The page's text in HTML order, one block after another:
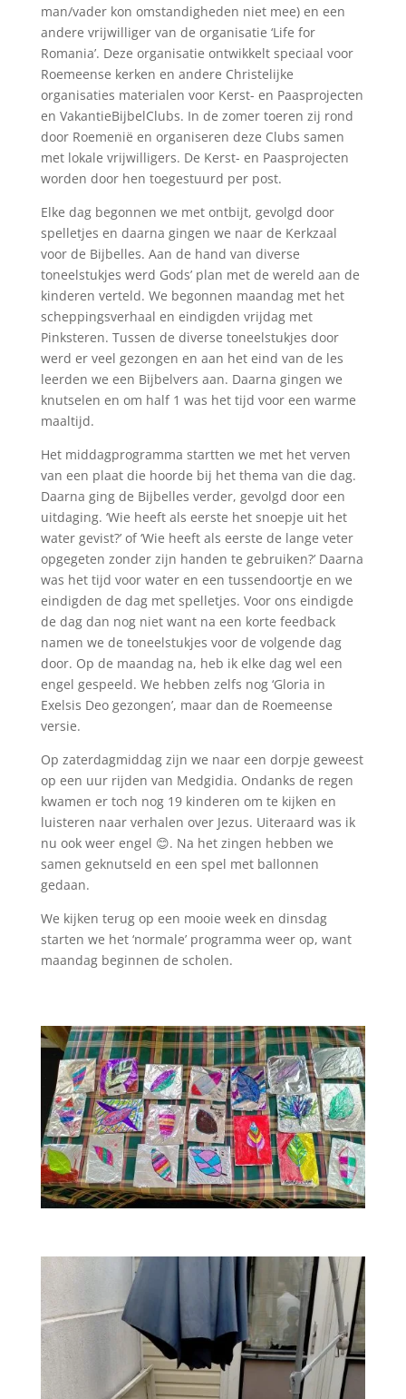
man/vader kon omstandigheden niet mee) en een
andere vrijwilliger van de organisatie ‘Life for
Romania’. Deze organisatie ontwikkelt speciaal voor
Roemeense kerken en andere Christelijke
organisaties materialen voor Kerst- en Paasprojecten
en VakantieBijbelClubs. In de zomer toeren zij rond
door Roemenië en organiseren deze Clubs samen
met lokale vrijwilligers. De Kerst- en Paasprojecten
worden door hen toegestuurd per post.
Elke dag begonnen we met ontbijt, gevolgd door
spelletjes en daarna gingen we naar de Kerkzaal
voor de Bijbelles. Aan de hand van diverse
toneelstukjes werd Gods’ plan met de wereld aan de
kinderen verteld. We begonnen maandag met het
scheppingsverhaal en eindigden vrijdag met
Pinksteren. Tussen de diverse toneelstukjes door
werd er veel gezongen en aan het eind van de les
leerden we een Bijbelvers aan. Daarna gingen we
knutselen en om half 1 was het tijd voor een warme
maaltijd.
Het middagprogramma startten we met het verven
van een plaat die hoorde bij het thema van die dag.
Daarna ging de Bijbelles verder, gevolgd door een
uitdaging. ‘Wie heeft als eerste het snoepje uit het
water gevist?’ of ‘Wie heeft als eerste de lange veter
opgegeten zonder zijn handen te gebruiken?’ Daarna
was het tijd voor water en een tussendoortje en we
eindigden de dag met spelletjes. Voor ons eindigde
de dag dan nog niet want na een korte feedback
namen we de toneelstukjes voor de volgende dag
door. Op de maandag na, heb ik elke dag wel een
engel gespeeld. We hebben zelfs nog ‘Gloria in
Exelsis Deo gezongen’, maar dan de Roemeense
versie.
Op zaterdagmiddag zijn we naar een dorpje geweest
op een uur rijden van Medgidia. Ondanks de regen
kwamen er toch nog 19 kinderen om te kijken en
luisteren naar verhalen over Jezus. Uiteraard was ik
nu ook weer engel 😊. Na het zingen hebben we
samen geknutseld en een spel met ballonnen
gedaan.
We kijken terug op een mooie week en dinsdag
starten we het ‘normale’ programma weer op, want
maandag beginnen de scholen.